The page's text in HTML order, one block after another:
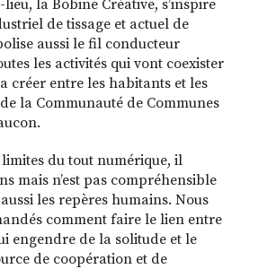
la Bobine Créative, s’inspire
de tissage et actuel de
aussi le fil conducteur
les activités qui vont coexister
créer entre les habitants et les
la Communauté de Communes
du tout numérique, il
mais n’est pas compréhensible
les repères humains. Nous
comment faire le lien entre
engendre de la solitude et le
de coopération et de